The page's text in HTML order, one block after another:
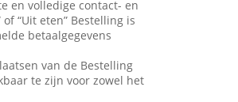
en volledige contact- en
“Uit eten” Bestelling is
betaalgegevens
van de Bestelling
te zijn voor zowel het